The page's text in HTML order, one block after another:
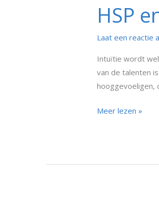
HSP
Laat een reactie
Intuïtie wordt
van de talenten
hooggevoeligen,
Meer lezen »